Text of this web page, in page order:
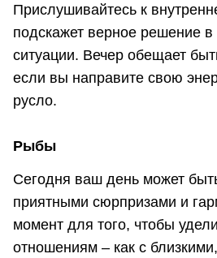
Прислушивайтесь к
подскажет верное решение в
ситуации. Вечер обещает
если вы направите свою
русло.
Рыбы
Сегодня ваш день может
приятными сюрпризами и
момент для того, чтобы
отношениям – как с